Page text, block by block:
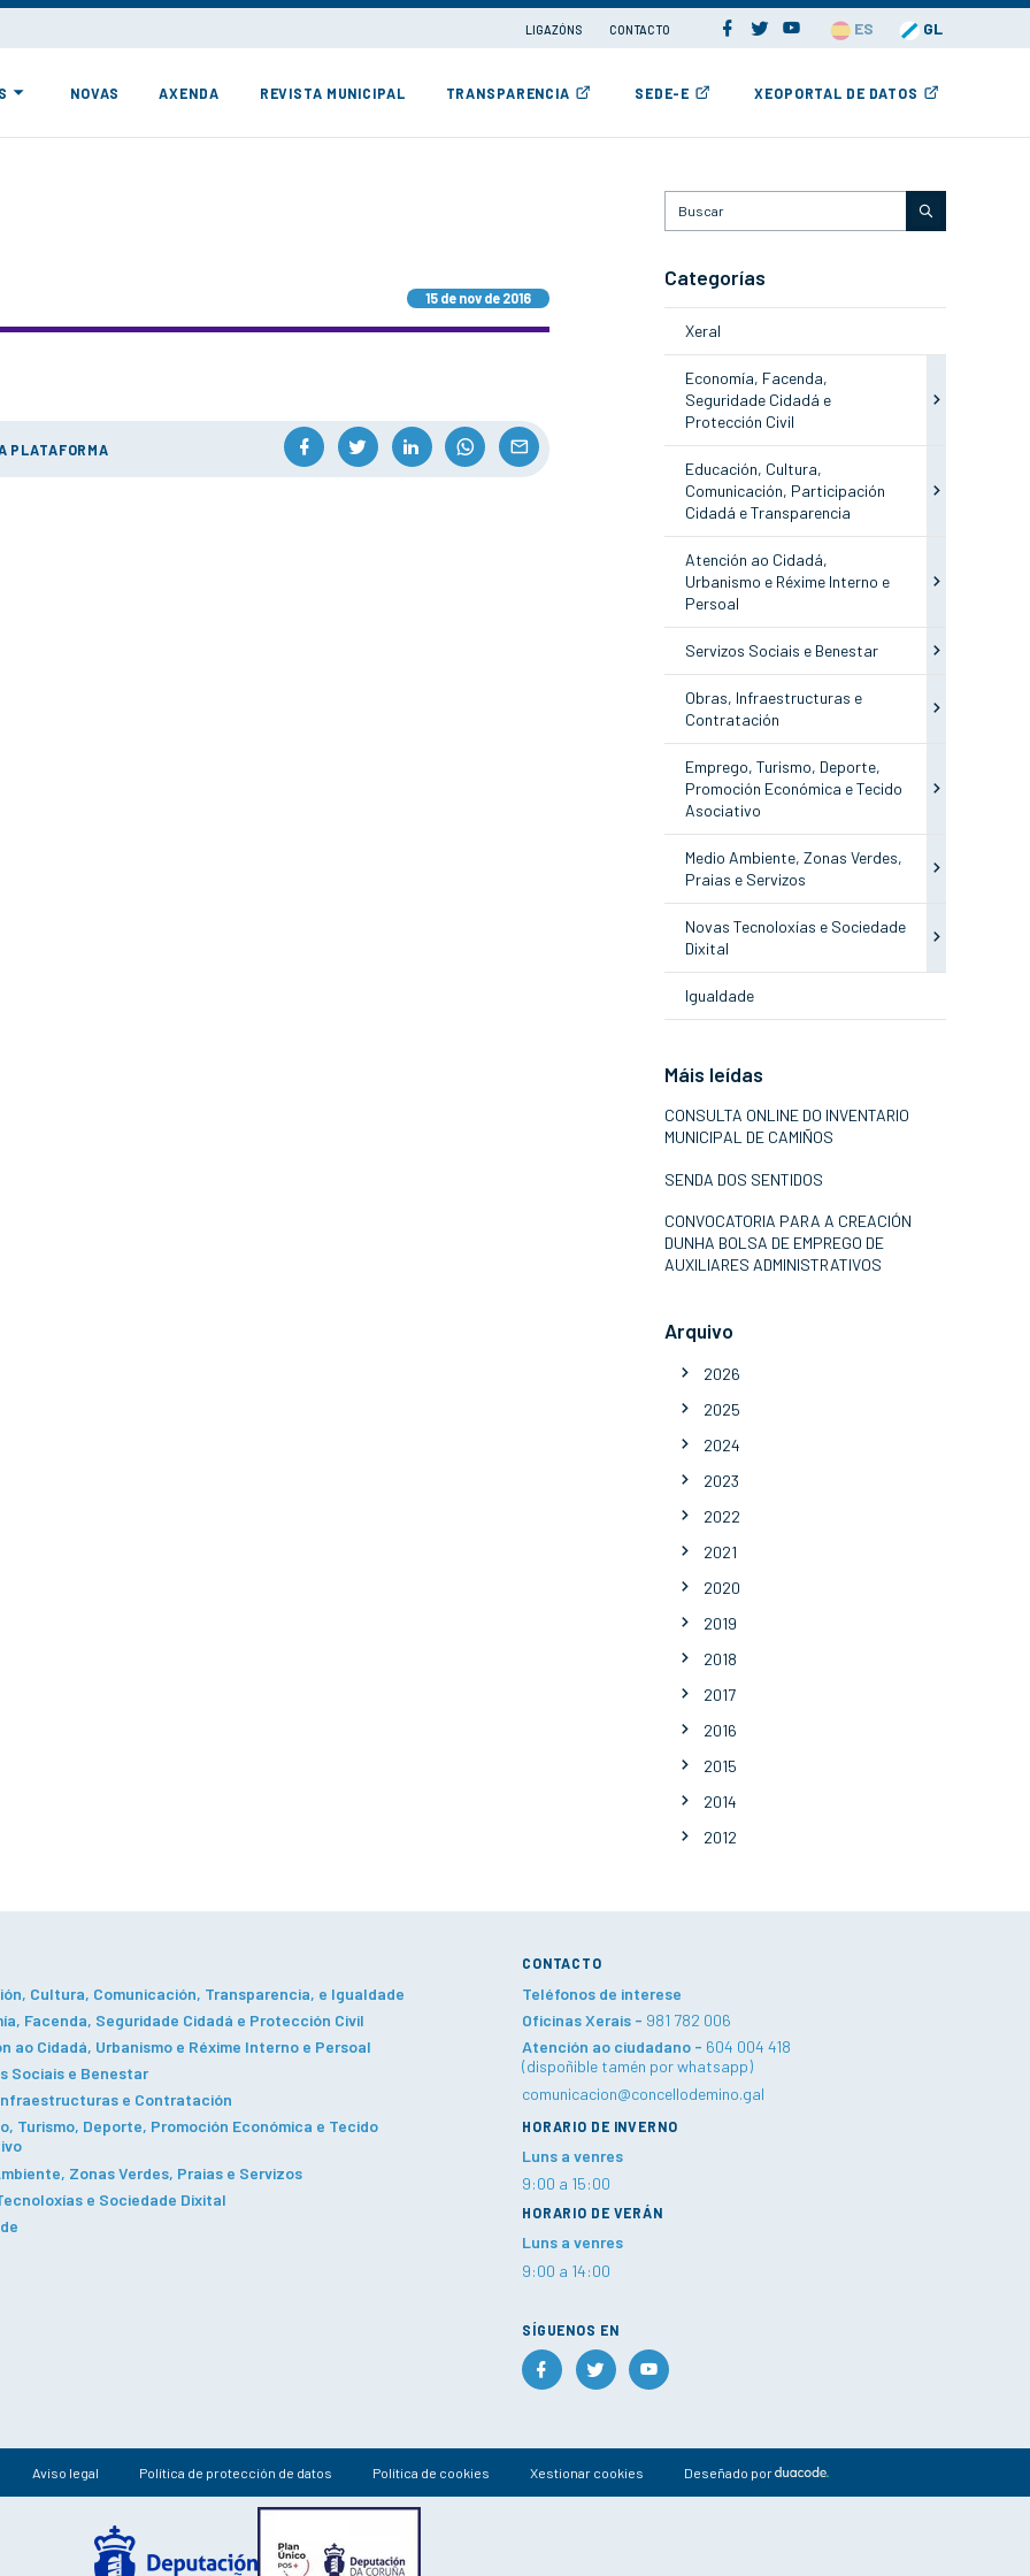
LIGAZÓNS CONTACTO ES GL
NOVAS AXENDA REVISTA MUNICIPAL TRANSPARENCIA SEDE-E XEOPORTAL DE DATOS
15 de nov de 2016
PLATAFORMA
Categorías
Xeral
Economía, Facenda,
Seguridade Cidadá e
Protección Civil
Educación, Cultura,
Comunicación, Participación
Cidadá e Transparencia
Atención ao Cidadá,
Urbanismo e Réxime Interno e
Persoal
Servizos Sociais e Benestar
Obras, Infraestructuras e
Contratación
Emprego, Turismo, Deporte,
Promoción Económica e Tecido
Asociativo
Medio Ambiente, Zonas Verdes,
Praias e Servizos
Novas Tecnoloxías e Sociedade
Dixital
Igualdade
Máis leídas
CONSULTA ONLINE DO INVENTARIO
MUNICIPAL DE CAMIÑOS
SENDA DOS SENTIDOS
CONVOCATORIA PARA A CREACIÓN
DUNHA BOLSA DE EMPREGO DE
AUXILIARES ADMINISTRATIVOS
Arquivo
2026
2025
2024
2023
2022
2021
2020
2019
2018
2017
2016
2015
2014
2012
Cultura, Comunicación, Transparencia, e Igualdade
Facenda, Seguridade Cidadá e Protección Civil
ao Cidadá, Urbanismo e Réxime Interno e Persoal
Sociais e Benestar
e Contratación
Turismo, Deporte, Promoción Económica e Tecido
Zonas Verdes, Praias e Servizos
e Sociedade Dixital
CONTACTO
Teléfonos de interese
Oficinas Xerais - 981 782 006
Atención ao ciudadano - 604 004 418
(dispoñible tamén por whatsapp)
comunicacion@concellodemino.gal
HORARIO DE INVERNO
Luns a venres
9:00 a 15:00
HORARIO DE VERÁN
Luns a venres
9:00 a 14:00
SÍGUENOS EN
Aviso legal Política de protección de datos Política de cookies Xestionar cookies Deseñado por